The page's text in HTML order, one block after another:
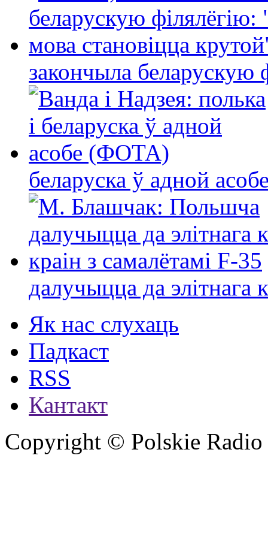
закончыла беларускую
беларуска ў адной
далучыцца да элітнага
Як нас слухаць
Падкаст
RSS
Кантакт
Copyright © Polskie